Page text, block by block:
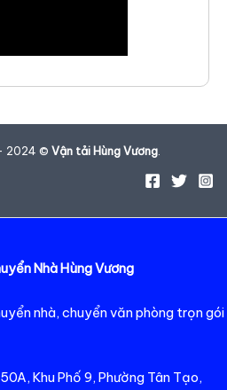
2024 © Vận tải Hùng Vương.
Nhà Hùng Vương
nhà, chuyển văn phòng trọn gói
Khu Phố 9, Phường Tân Tạo,